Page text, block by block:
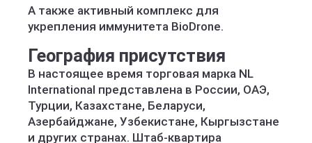
А также активный комплекс для
укрепления иммунитета BioDrone.
География присутствия
В настоящее время торговая марка NL
International представлена в России, ОАЭ,
Турции, Казахстане, Беларуси,
Азербайджане, Узбекистане, Кыргызстане
и других странах. Штаб-квартира